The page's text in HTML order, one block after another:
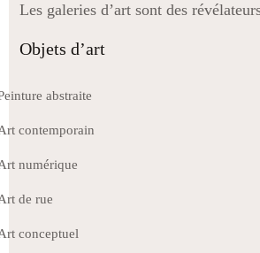
Les galeries d’art sont des
Objets d’art
abstraite
contemporain
numérique
de rue
conceptuel